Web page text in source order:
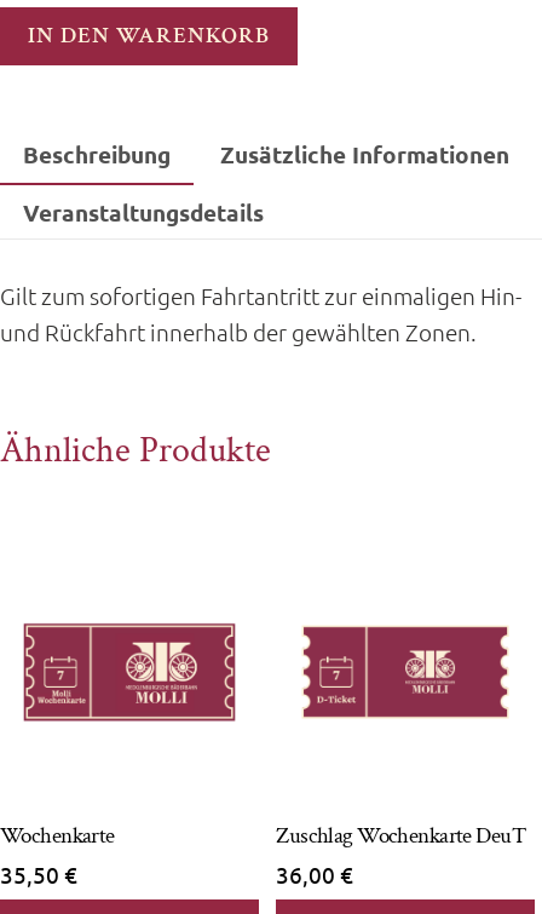
+
Rück
IN DEN WARENKORB
Beschreibung
Zusätzliche Informationen
Veranstaltungsdetails
Gilt zum sofortigen Fahrtantritt zur einmaligen Hin-
und Rückfahrt innerhalb der gewählten Zonen.
Ähnliche Produkte
Wochenkarte
35,50 €
Zuschlag Wochenkarte DeuT
36,00€